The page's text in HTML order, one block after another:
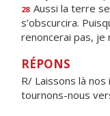
28 Aussi la terre
s’obscurcira.
renoncerai pas, je
RÉPONS
R/ Laissons là nos
tournons-nous